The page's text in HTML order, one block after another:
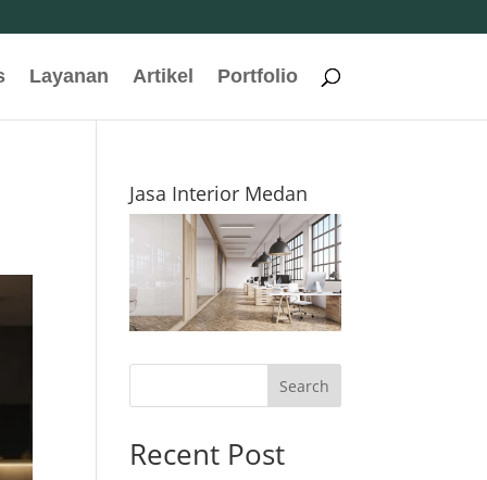
Layanan Artikel Portfolio
Jasa Interior Medan
Search
Recent Post